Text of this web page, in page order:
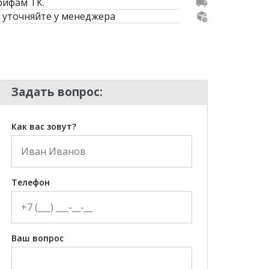
у менеджера
Задать вопрос:
Как вас зовут?
Телефон
Ваш вопрос